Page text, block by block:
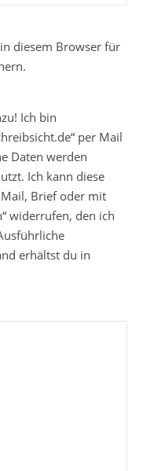
diesem Browser für
Ich bin
per Mail
Daten werden
Ich kann diese
Brief oder mit
widerrufen, den ich
erhältst du in